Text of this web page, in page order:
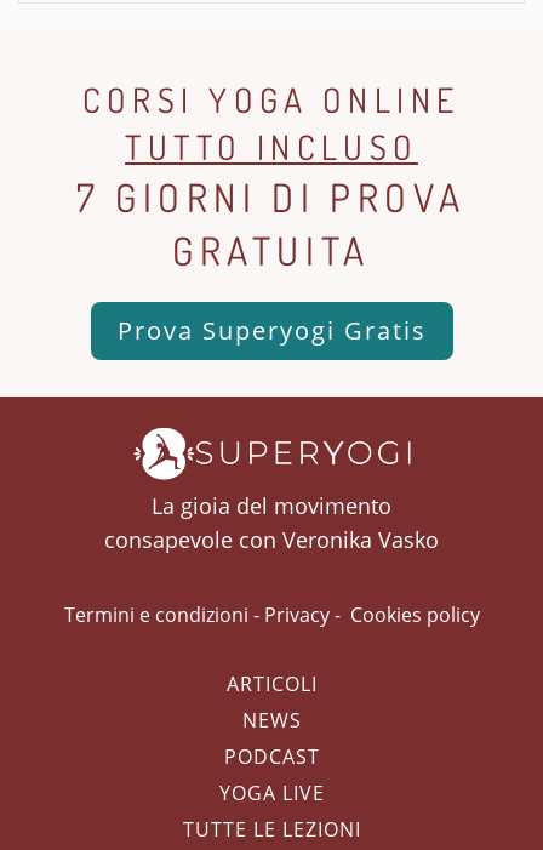
CORSI YOGA ONLINE
TUTTO INCLUSO
7 GIORNI DI PROVA
GRATUITA
Prova Superyogi Gratis
La gioia del movimento
consapevole con Veronika Vasko
Termini e condizioni - Privacy- Cookies policy
ARTICOLI
NEWS
PODCAST
YOGA LIVE
TUTTE LE LEZIONI